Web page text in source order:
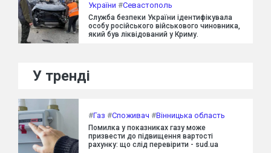
України #Севастополь
Служба безпеки України ідентифікувала
особу російського військового чиновника,
який був ліквідований у Криму.
У тренді
#Газ #Споживач #Вінницька область
Помилка у показниках газу може
призвести до підвищення вартості
рахунку: що слід перевірити - sud.ua